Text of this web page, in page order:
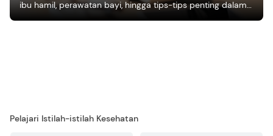
ibu hamil, perawatan bayi, hingga tips-tips penting dalam
mengasuh anak
Pelajari Istilah-istilah Kesehatan